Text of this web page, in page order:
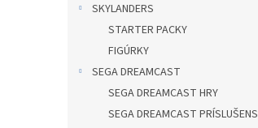
SKYLANDERS
STARTER PACKY
FIGÚRKY
SEGA DREAMCAST
SEGA DREAMCAST HRY
SEGA DREAMCAST